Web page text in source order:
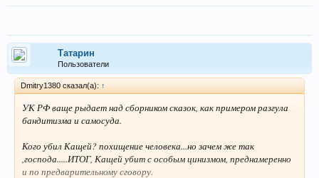
Татарин
Пользователи
Dmitry1380 сказал(а): ↑
УК РФ ваще рыдает над сборником сказок, как примером разгула
бандитизма и самосуда.
Кого убил Кащей? похищение человека...но зачем же так
,господа.....ИТОГ, Кащей убит с особым цинизмом, преднамеренно
и по предварительному сговору.